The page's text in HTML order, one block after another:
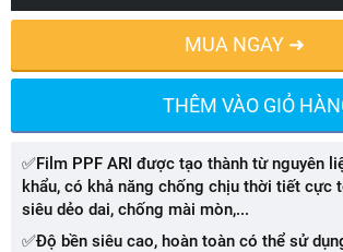
MUA NGAY ➜
THÊM VÀO GIỎ
✅Film PPF ARI được tạo thành từ nguyên
khẩu, có khả năng chống chịu thời tiết cực
siêu dẻo dai, chống mài mòn,...
✅Độ bền siêu cao, hoàn toàn có thể sử